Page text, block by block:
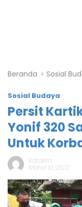
Beranda Sosial
Sosial Budaya
Persit
Yonif 320
Untuk
Katakita
Maret 10, 2022